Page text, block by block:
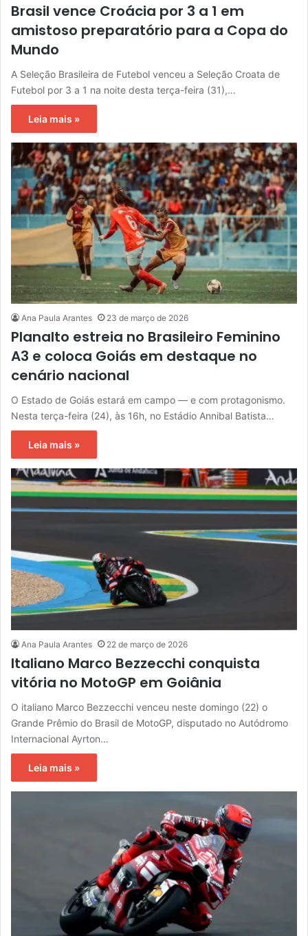
Brasil vence Croácia por 3 a 1 em
amistoso preparatório para a Copa do
Mundo
A Seleção Brasileira de Futebol venceu a Seleção Croata de
Futebol por 3 a 1 na noite desta terça-feira (31),…
Leia mais »
Ana Paula Arantes 23 de março de 2026
Planalto estreia no Brasileiro Feminino
A3 e coloca Goiás em destaque no
cenário nacional
O Estado de Goiás estará em campo — e com protagonismo.
Nesta terça-feira (24), às 16h, no Estádio Annibal Batista…
Leia mais »
Ana Paula Arantes 22 de março de 2026
Italiano Marco Bezzecchi conquista
vitória no MotoGP em Goiânia
O italiano Marco Bezzecchi venceu neste domingo (22) o
Grande Prêmio do Brasil de MotoGP, disputado no Autódromo
Internacional Ayrton…
Leia mais »